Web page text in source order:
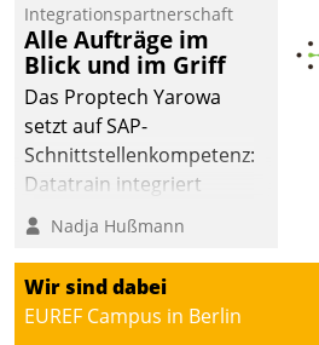
Quartier. Dazwischen
zeigte Datatrain, was es
Neues zu bieten hat.
Integrationspartnerschaft
Alle Aufträge im
Blick und im Griff
Das Proptech Yarowa
setzt auf SAP-
Schnittstellenkompetenz:
Datatrain integriert
Yarowas Portal zur
Vergabe und Verwaltung
von Aufträgen der
operativen
Instandhaltung in die
Nadja Hußmann
Wir sind dabei
EUREF Campus in Berlin